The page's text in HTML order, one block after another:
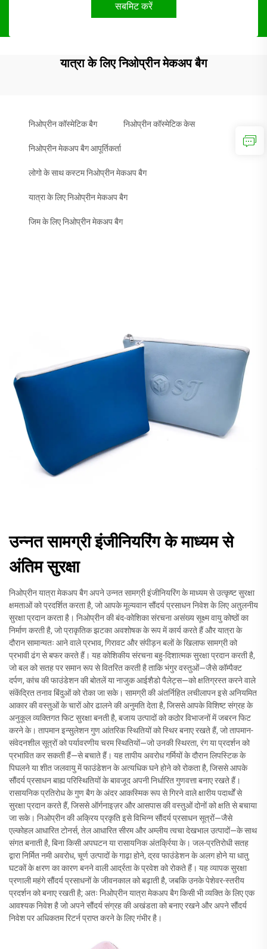
सबमिट करें
यात्रा के लिए निओप्रीन मेकअप बैग
निओप्रीन कॉस्मेटिक बैग निओप्रीन कॉस्मेटिक केस
निओप्रीन मेकअप बैग आपूर्तिकर्ता
लोगो के साथ कस्टम निओप्रीन मेकअप बैग
यात्रा के लिए निओप्रीन मेकअप बैग
जिम के लिए निओप्रीन मेकअप बैग
उन्नत सामग्री इंजीनियरिंग के माध्यम से
अंतिम सुरक्षा
निओप्रीन यात्रा मेकअप बैग अपने उन्नत सामग्री इंजीनियरिंग के माध्यम से उत्कृष्ट सुरक्षा
क्षमताओं को प्रदर्शित करता है, जो आपके मूल्यवान सौंदर्य प्रसाधन निवेश के लिए अतुलनीय
सुरक्षा प्रदान करता है। निओप्रीन की बंद-कोशिका संरचना असंख्य सूक्ष्म वायु कोष्ठों का
निर्माण करती है, जो प्राकृतिक झटका अवशोषक के रूप में कार्य करते हैं और यात्रा के
दौरान सामान्यतः आने वाले प्रभाव, गिरावट और संपीड़न बलों के खिलाफ सामग्री को
प्रभावी ढंग से बफर करते हैं। यह कोशिकीय संरचना बहु-दिशात्मक सुरक्षा प्रदान करती है,
जो बल को सतह पर समान रूप से वितरित करती है ताकि भंगुर वस्तुओं—जैसे कॉम्पैक्ट
दर्पण, कांच की फाउंडेशन की बोतलें या नाजुक आईशैडो पैलेट्स—को क्षतिग्रस्त करने वाले
संकेंद्रित तनाव बिंदुओं को रोका जा सके। सामग्री की अंतर्निहित लचीलापन इसे अनियमित
आकार की वस्तुओं के चारों ओर ढालने की अनुमति देता है, जिससे आपके विशिष्ट संग्रह के
अनुकूल व्यक्तिगत फिट सुरक्षा बनती है, बजाय उत्पादों को कठोर विभाजनों में जबरन फिट
करने के। तापमान इन्सुलेशन गुण आंतरिक स्थितियों को स्थिर बनाए रखते हैं, जो तापमान-
संवेदनशील सूत्रों को पर्यावरणीय चरम स्थितियों—जो उनकी स्थिरता, रंग या प्रदर्शन को
प्रभावित कर सकती हैं—से बचाते हैं। यह तापीय अवरोध गर्मियों के दौरान लिपस्टिक के
पिघलने या शीत जलवायु में फाउंडेशन के अत्यधिक घने होने को रोकता है, जिससे आपके
सौंदर्य प्रसाधन बाह्य परिस्थितियों के बावजूद अपनी निर्धारित गुणवत्ता बनाए रखते हैं।
रासायनिक प्रतिरोध के गुण बैग के अंदर आकस्मिक रूप से गिरने वाले क्षारीय पदार्थों से
सुरक्षा प्रदान करते हैं, जिससे ऑर्गनाइज़र और आसपास की वस्तुओं दोनों को क्षति से बचाया
जा सके। निओप्रीन की अक्रिय प्रकृति इसे विभिन्न सौंदर्य प्रसाधन सूत्रों—जैसे
एल्कोहल आधारित टोनर्स, तेल आधारित सीरम और अम्लीय त्वचा देखभाल उत्पादों—के साथ
संगत बनाती है, बिना किसी अपघटन या रासायनिक अंतर्क्रिया के। जल-प्रतिरोधी सतह
द्वारा निर्मित नमी अवरोध, चूर्ण उत्पादों के गाढ़ा होने, द्रव फाउंडेशन के अलग होने या धातु
घटकों के क्षरण का कारण बनने वाली आर्द्रता के प्रवेश को रोकते हैं। यह व्यापक सुरक्षा
प्रणाली महंगे सौंदर्य प्रसाधनों के जीवनकाल को बढ़ाती है, जबकि उनके पेशेवर-स्तरीय
प्रदर्शन को बनाए रखती है; अतः निओप्रीन यात्रा मेकअप बैग किसी भी व्यक्ति के लिए एक
आवश्यक निवेश है जो अपने सौंदर्य संग्रह की अखंडता को बनाए रखने और अपने सौंदर्य
निवेश पर अधिकतम रिटर्न प्राप्त करने के लिए गंभीर है।